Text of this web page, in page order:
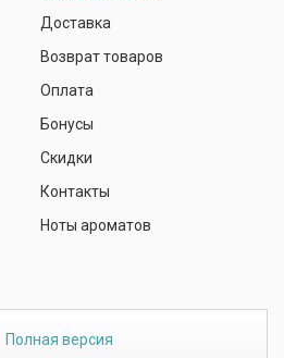
Доставка
Возврат товаров
Оплата
Бонусы
Скидки
Контакты
Ноты ароматов
Полная версия